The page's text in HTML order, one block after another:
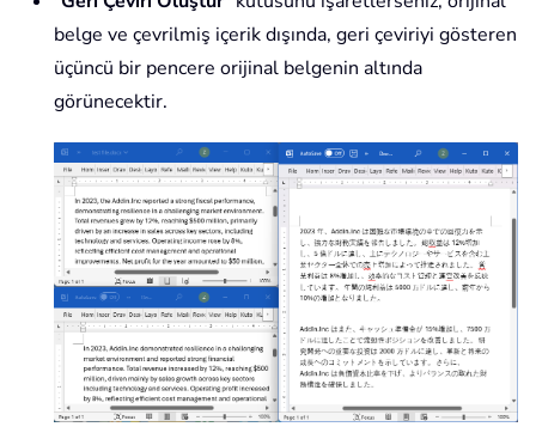
belge ve çevrilmiş içerik dışında, geri çeviriyi gösteren
üçüncü bir pencere orijinal belgenin altında
görünecektir.